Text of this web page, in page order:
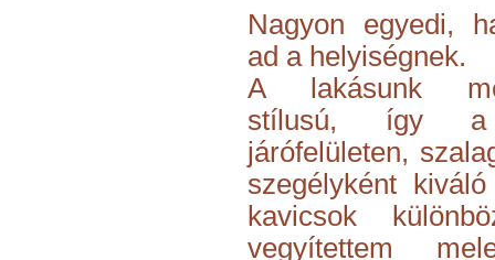
Nagyon egyedi,
ad a helyiségnek.
A lakásunk
stílusú, így a
járófelületen,
szegélyként
kavicsok
vegyítettem